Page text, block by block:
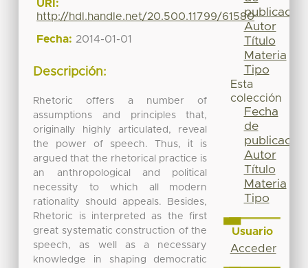
URI:
http://hdl.handle.net/20.500.11799/61580
Fecha: 2014-01-01
Descripción:
Rhetoric offers a number of
assumptions and principles that,
originally highly articulated, reveal
the power of speech. Thus, it is
argued that the rhetorical practice is
an anthropological and political
necessity to which all modern
rationality should appeals. Besides,
Rhetoric is interpreted as the first
great systematic construction of the
speech, as well as a necessary
knowledge in shaping democratic
publicación
Autor
Título
Materia
Tipo
Esta
colección
Fecha
de
publicación
Autor
Título
Materia
Tipo
Usuario
Acceder